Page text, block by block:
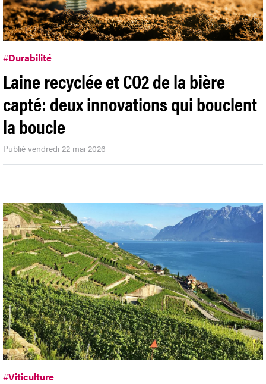
#Durabilité
Laine recyclée et CO2 de la bière
capté: deux innovations qui bouclent
la boucle
Publié vendredi 22 mai 2026
#Viticulture